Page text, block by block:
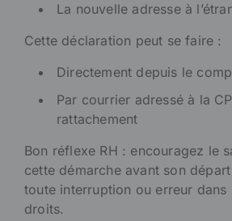
La nouvelle adresse à
Cette déclaration peut se faire :
Directement depuis le
Par courrier adressé à la
rattachement
Bon réflexe RH : encouragez le
cette démarche avant son
toute interruption ou erreur dans
droits.